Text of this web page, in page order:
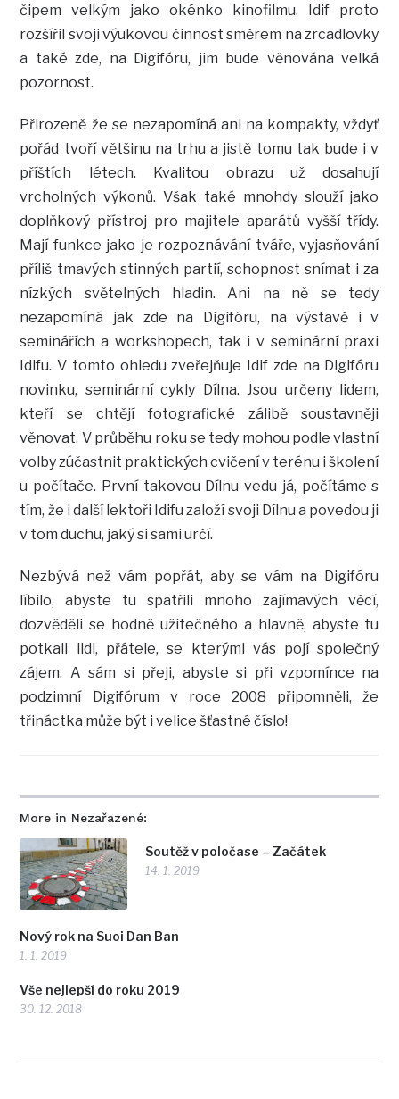
More in Nezařazené:
Soutěž v poločase – Začátek
14. 1. 2019
Nový rok na Suoi Dan Ban
1. 1. 2019
Vše nejlepší do roku 2019
30. 12. 2018
čipem velkým jako okénko kinofilmu. Idif proto
rozšířil svoji výukovou činnost směrem na zrcadlovky
a také zde, na Digifóru, jim bude věnována velká
pozornost.
Přirozeně že se nezapomíná ani na kompakty, vždyť
pořád tvoří většinu na trhu a jistě tomu tak bude i v
příštích létech. Kvalitou obrazu už dosahují
vrcholných výkonů. Však také mnohdy slouží jako
doplňkový přístroj pro majitele aparátů vyšší třídy.
Mají funkce jako je rozpoznávání tváře, vyjasňování
příliš tmavých stinných partií, schopnost snímat i za
nízkých světelných hladin. Ani na ně se tedy
nezapomíná jak zde na Digifóru, na výstavě i v
seminářích a workshopech, tak i v seminární praxi
Idifu. V tomto ohledu zveřejňuje Idif zde na Digifóru
novinku, seminární cykly Dílna. Jsou určeny lidem,
kteří se chtějí fotografické zálibě soustavněji
věnovat. V průběhu roku se tedy mohou podle vlastní
volby zúčastnit praktických cvičení v terénu i školení
u počítače. První takovou Dílnu vedu já, počítáme s
tím, že i další lektoři Idifu založí svoji Dílnu a povedou ji
v tom duchu, jaký si sami určí.
Nezbývá než vám popřát, aby se vám na Digifóru
líbilo, abyste tu spatřili mnoho zajímavých věcí,
dozvěděli se hodně užitečného a hlavně, abyste tu
potkali lidi, přátele, se kterými vás pojí společný
zájem. A sám si přeji, abyste si při vzpomínce na
podzimní Digifórum v roce 2008 připomněli, že
třináctka může být i velice šťastné číslo!